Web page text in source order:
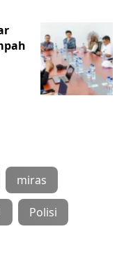
miras
Polisi